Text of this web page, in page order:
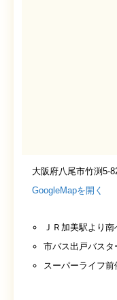
大阪府八尾市竹渕5-
GoogleMapを開く
ＪＲ加美駅より
市バス出戸バスタ
スーパーライフ